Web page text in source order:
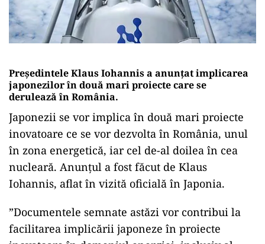
Președintele Klaus Iohannis a anunțat implicarea
japonezilor în două mari proiecte care se
derulează în România.
Japonezii se vor implica în două mari proiecte
inovatoare ce se vor dezvolta în România, unul
în zona energetică, iar cel de-al doilea în cea
nucleară. Anunțul a fost făcut de Klaus
Iohannis, aflat în vizită oficială în Japonia.
”Documentele semnate astăzi vor contribui la
facilitarea implicării japoneze în proiecte